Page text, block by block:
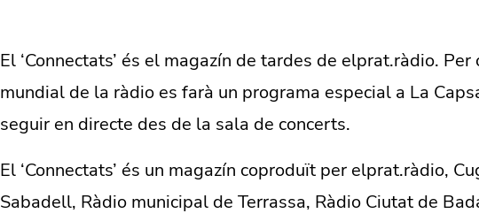
El ‘Connectats’ és el magazín de tardes de elprat.ràdio.
mundial de la ràdio es farà un programa especial a La
seguir en directe des de la sala de concerts.
El ‘Connectats’ és un magazín coproduït per elprat.ràdio,
Sabadell, Ràdio municipal de Terrassa, Ràdio Ciutat de